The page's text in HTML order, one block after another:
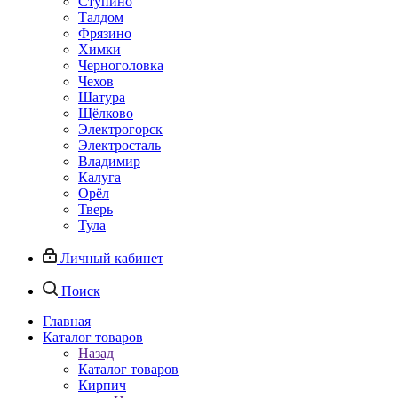
Талдом
Фрязино
Химки
Черноголовка
Чехов
Шатура
Щёлково
Электрогорск
Электросталь
Владимир
Калуга
Орёл
Тверь
Тула
Личный кабинет
Поиск
Главная
Каталог товаров
Назад
Каталог товаров
Кирпич